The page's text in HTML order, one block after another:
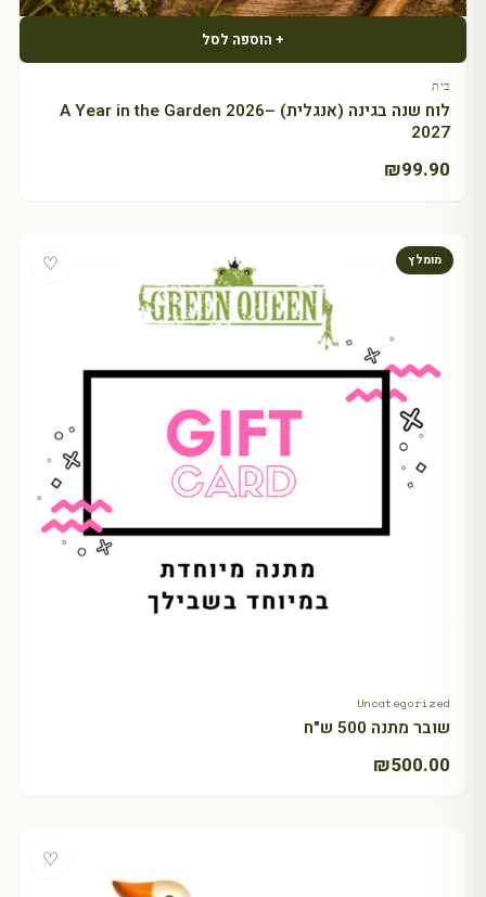
+ הוספה לסל
בית
לוח שנה בגינה (אנגלית) A Year in the Garden 2026–
2027
₪99.90
מומלץ ♡
Uncategorized
שובר מתנה 500 ש"ח
₪500.00
♡